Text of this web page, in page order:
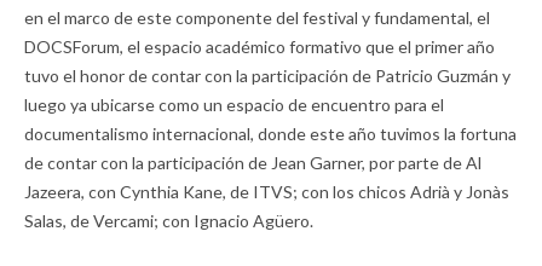
en el marco de este componente del festival y fundamental, el
DOCSForum, el espacio académico formativo que el primer año
tuvo el honor de contar con la participación de Patricio Guzmán y
luego ya ubicarse como un espacio de encuentro para el
documentalismo internacional, donde este año tuvimos la fortuna
de contar con la participación de Jean Garner, por parte de Al
Jazeera, con Cynthia Kane, de ITVS; con los chicos Adrià y Jonàs
Salas, de Vercami; con Ignacio Agüero.